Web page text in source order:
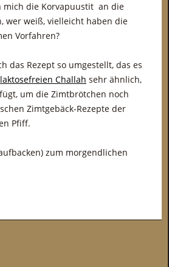
mich die Korvapuustit an die
wer weiß, vielleicht haben die
Vorfahren?
das Rezept so umgestellt, das es
laktosefreien Challah sehr ähnlich,
um die Zimtbrötchen noch
Zimtgebäck-Rezepte der
Pfiff.
zum morgendlichen